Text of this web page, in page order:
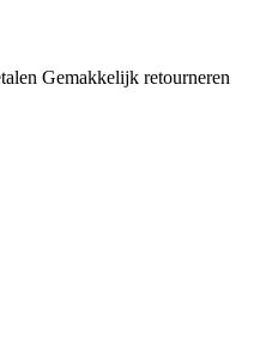
Gemakkelijk retourneren